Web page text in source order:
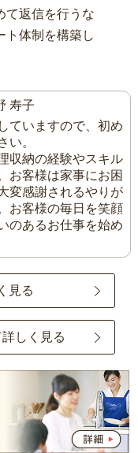
て返信を行うな
ト体制を構築し
寿子
ていますので、初め
い。
収納の経験やスキル
お客様は家事にお困
変感謝されるやりが
お客様の毎日を笑顔
のあるお仕事を始め
見る
しく見る